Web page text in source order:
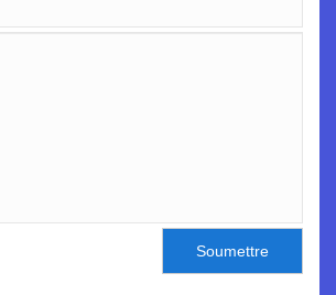
Soumettre